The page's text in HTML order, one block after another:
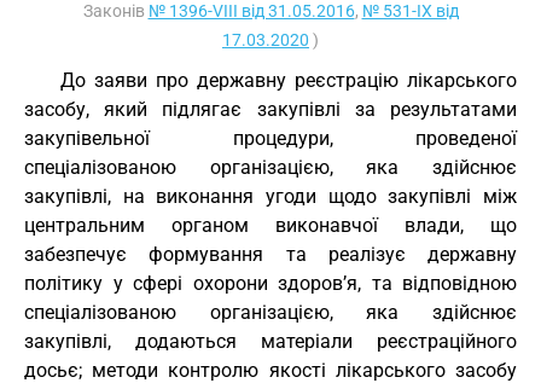
Законів № 1396-VIII від 31.05.2016, № 531-IX від
17.03.2020 )
До заяви про державну реєстрацію лікарського
засобу, який підлягає закупівлі за результатами
закупівельної процедури, проведеної
спеціалізованою організацією, яка здійснює
закупівлі, на виконання угоди щодо закупівлі між
центральним органом виконавчої влади, що
забезпечує формування та реалізує державну
політику у сфері охорони здоров’я, та відповідною
спеціалізованою організацією, яка здійснює
закупівлі, додаються матеріали реєстраційного
досьє; методи контролю якості лікарського засобу